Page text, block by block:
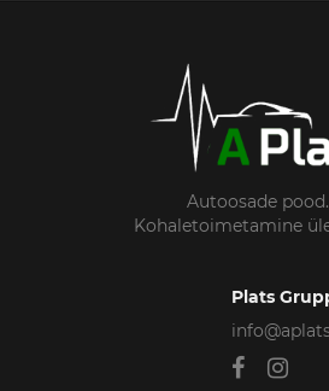
Autoosade pood.
Kohaletoimetamine
Plats